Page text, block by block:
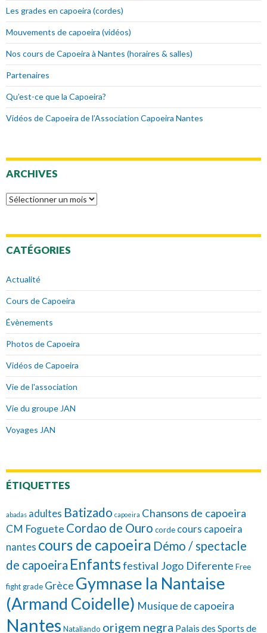
Les grades en capoeira (cordes)
Mouvements de capoeira (vidéos)
Nos cours de Capoeira à Nantes (horaires & salles)
Partenaires
Qu’est-ce que la Capoeira?
Vidéos de Capoeira de l’Association Capoeira Nantes
ARCHIVES
Archives
CATÉGORIES
Actualité
Cours de Capoeira
Évènements
Photos de Capoeira
Vidéos de Capoeira
Vie de l'association
Vie du groupe JAN
Voyages JAN
ÉTIQUETTES
abadas adultes Batizado capoeira Chansons de capoeira
CM Foguete Cordao de Ouro corde cours capoeira
nantes cours de capoeira Démo / spectacle
de capoeira Enfantsfestival Jogo Diferente Free
fight grade Grèce Gymnase la Nantaise
(Armand Coidelle) Musique de capoeira
Nantes Nataliando origem negra Palais des Sports de